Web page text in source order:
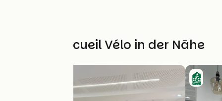
Weitere Accueil Vélo in der Nähe